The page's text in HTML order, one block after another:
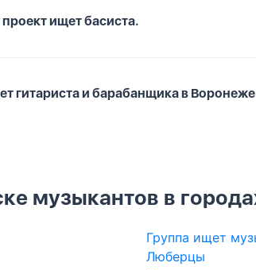
ищет басиста.
гитариста и барабанщика в Воронеже
музыкантов в
Группа ищет
Люберцы